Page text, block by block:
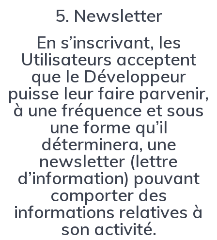
5. Newsletter
En s’inscrivant, les
Utilisateurs acceptent
que le Développeur
puisse leur faire parvenir,
à une fréquence et sous
une forme qu’il
déterminera, une
newsletter (lettre
d’information) pouvant
comporter des
informations relatives à
son activité.